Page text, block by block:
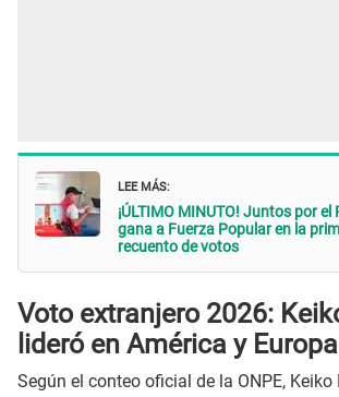
LEE MÁS:
¡ÚLTIMO MINUTO! Juntos por el
gana a Fuerza Popular en la
recuento de votos
Voto extranjero 2026:
lideró en América y Europa
Según el conteo oficial de la ONPE,